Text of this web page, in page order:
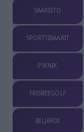
SAARISTO
SPORTTIBAARIT
PIKNIK
FRISBEEGOLF
BILJARDI